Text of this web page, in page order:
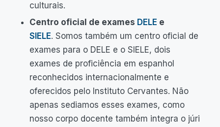
culturais.
Centro oficial de exames DELE e
SIELE. Somos também um centro oficial de
exames para o DELE e o SIELE, dois
exames de proficiência em espanhol
reconhecidos internacionalmente e
oferecidos pelo Instituto Cervantes. Não
apenas sediamos esses exames, como
nosso corpo docente também integra o júri